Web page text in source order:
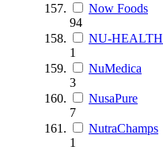
Now Foods
94
NU-HEALTH
1
NuMedica
3
NusaPure
7
NutraChamps
1